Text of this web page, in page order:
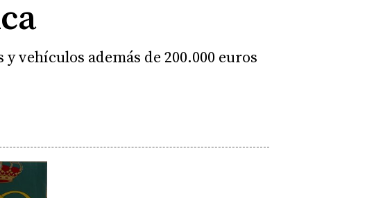
vehículos además de 200.000 euros